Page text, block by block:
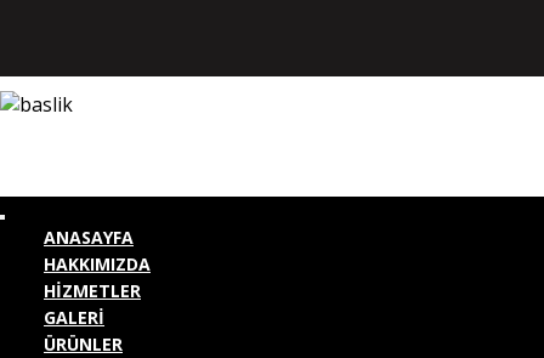
ANASAYFA
HAKKIMIZDA
HİZMETLER
GALERİ
ÜRÜNLER